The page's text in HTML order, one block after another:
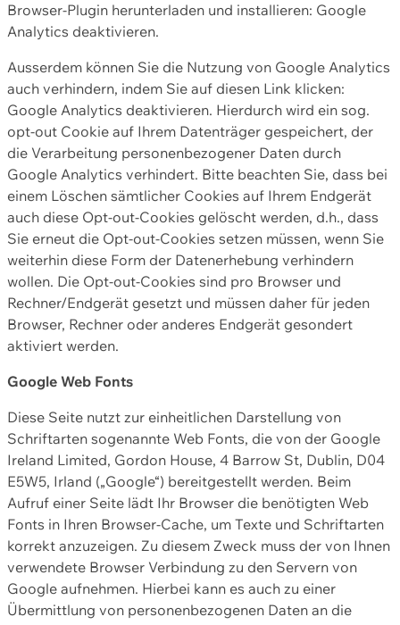
Browser-Plugin herunterladen und installieren: Google
Analytics deaktivieren.
Ausserdem können Sie die Nutzung von Google Analytics
auch verhindern, indem Sie auf diesen Link klicken:
Google Analytics deaktivieren. Hierdurch wird ein sog.
opt-out Cookie auf Ihrem Datenträger gespeichert, der
die Verarbeitung personenbezogener Daten durch
Google Analytics verhindert. Bitte beachten Sie, dass bei
einem Löschen sämtlicher Cookies auf Ihrem Endgerät
auch diese Opt-out-Cookies gelöscht werden, d.h., dass
Sie erneut die Opt-out-Cookies setzen müssen, wenn Sie
weiterhin diese Form der Datenerhebung verhindern
wollen. Die Opt-out-Cookies sind pro Browser und
Rechner/Endgerät gesetzt und müssen daher für jeden
Browser, Rechner oder anderes Endgerät gesondert
aktiviert werden.
Google Web Fonts
Diese Seite nutzt zur einheitlichen Darstellung von
Schriftarten sogenannte Web Fonts, die von der Google
Ireland Limited, Gordon House, 4 Barrow St, Dublin, D04
E5W5, Irland („Google“) bereitgestellt werden. Beim
Aufruf einer Seite lädt Ihr Browser die benötigten Web
Fonts in Ihren Browser-Cache, um Texte und Schriftarten
korrekt anzuzeigen. Zu diesem Zweck muss der von Ihnen
verwendete Browser Verbindung zu den Servern von
Google aufnehmen. Hierbei kann es auch zu einer
Übermittlung von personenbezogenen Daten an die